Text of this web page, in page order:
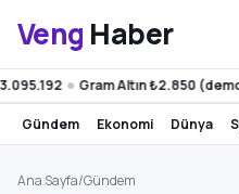
Veng Haber
● Gram Altın ₺2.850 (demo) ●
gündem ekonomi dünya
Ana Sayfa/Gündem